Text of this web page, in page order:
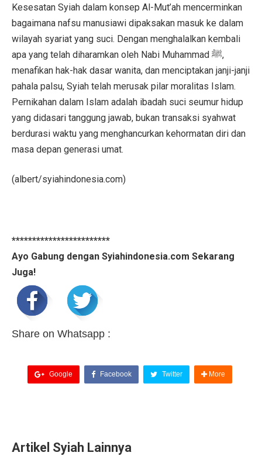
Kesesatan Syiah dalam konsep Al-Mut’ah mencerminkan
bagaimana nafsu manusiawi dipaksakan masuk ke dalam
wilayah syariat yang suci. Dengan menghalalkan kembali
apa yang telah diharamkan oleh Nabi Muhammad ﷺ,
menafikan hak-hak dasar wanita, dan menciptakan janji-janji
pahala palsu, Syiah telah merusak pilar moralitas Islam.
Pernikahan dalam Islam adalah ibadah suci seumur hidup
yang didasari tanggung jawab, bukan transaksi syahwat
berdurasi waktu yang menghancurkan kehormatan diri dan
masa depan generasi umat.
(albert/syiahindonesia.com)
************************
Ayo Gabung dengan Syiahindonesia.com Sekarang
Juga!
Share on Whatsapp :
Google Facebook Twitter More
Artikel Syiah Lainnya